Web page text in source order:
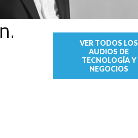
VER TODOS LOS
AUDIOS DE
TECNOLOGÍA Y
NEGOCIOS